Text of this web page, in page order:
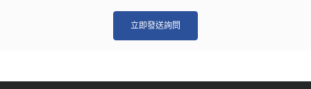
立即發送詢問